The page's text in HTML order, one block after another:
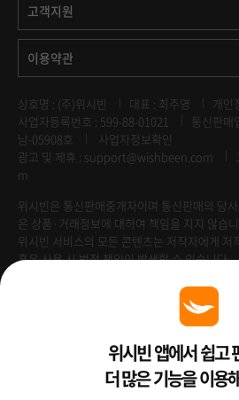
고객지원
이용약관
상호명 : (주)위시빈 대표 : 최주영
개인
사업자등록번호 : 599-88-01021
통신판매
남-05908호
사업자정보확인
광고 및 제휴 : support@wishbeen.com
m
위시빈은 통신판매중개자이며 통신판매의 당
은 상품·거래정보에 대하여 책임을 지지 않습니
위시빈 서비스의 모든 콘텐츠는 저작자에게 저
혹은 사용 시 법적 책임이 발생할 수 있습니다.
Venture Enterprise위시빈 앱에서 쉽고
더 많은 기능을 이용